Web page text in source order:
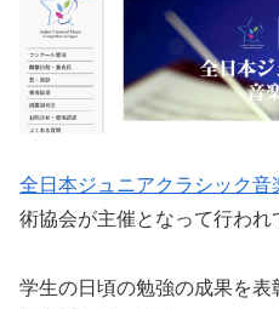
全日本ジュニアクラシック音
術協会が主催となって行われ
学生の日頃の勉強の成果を